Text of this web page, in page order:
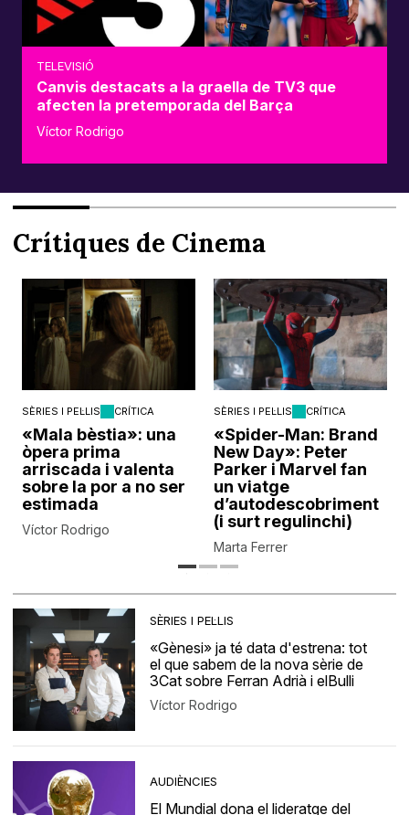
TELEVISIÓ
Canvis destacats a la graella de TV3 que
afecten la pretemporada del Barça
Víctor Rodrigo
Crítiques de Cinema
SÈRIES I PEL·LIS CRÍTICA
«Mala bèstia»: una
òpera prima
arriscada i valenta
sobre la por a no ser
estimada
Víctor Rodrigo
SÈRIES I PEL·LIS CRÍTICA
«Spider-Man: Brand
New Day»: Peter
Parker i Marvel fan
un viatge
d’autodescobriment
(i surt regulinchi)
Marta Ferrer
SÈRIES I PEL·LIS
«Gènesi» ja té data d'estrena: tot
el que sabem de la nova sèrie de
3Cat sobre Ferran Adrià i elBulli
Víctor Rodrigo
AUDIÈNCIES
El Mundial dona el lideratge del